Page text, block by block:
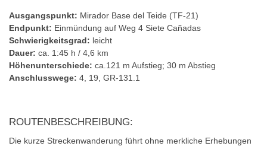
Ausgangspunkt: Mirador Base del Teide (TF-21)
Endpunkt: Einmündung auf Weg 4 Siete Cañadas
Schwierigkeitsgrad: leicht
Dauer: ca. 1:45 h / 4,6 km
Höhenunterschiede: ca.121 m Aufstieg; 30 m Abstieg
Anschlusswege: 4, 19, GR-131.1
ROUTENBESCHREIBUNG:
Die kurze Streckenwanderung führt ohne merkliche Erhebungen